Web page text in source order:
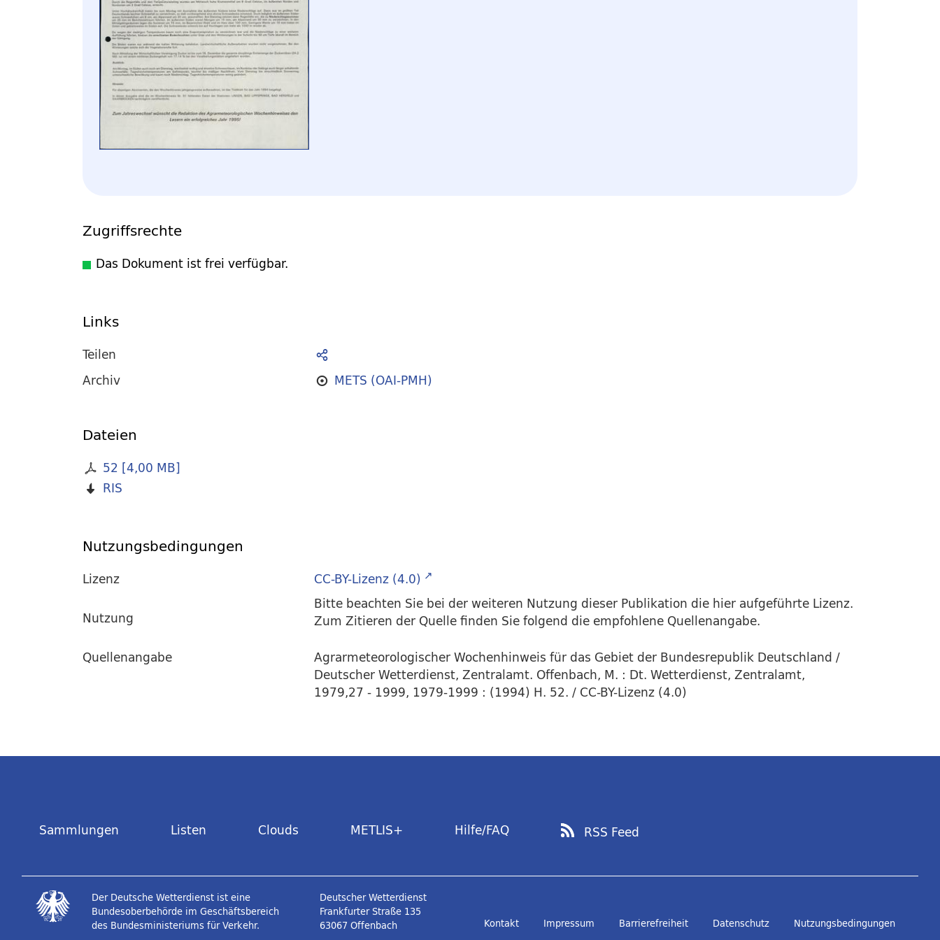
Zugriffsrechte
Das Dokument ist frei verfügbar.
Links
Teilen
Archiv
METS (OAI-PMH)
Dateien
52 [4,00 MB]
RIS
Nutzungsbedingungen
Lizenz
CC-BY-Lizenz (4.0)
Nutzung
Bitte beachten Sie bei der weiteren Nutzung dieser Publikation die hier aufgeführte Lizenz.
Zum Zitieren der Quelle finden Sie folgend die empfohlene Quellenangabe.
Quellenangabe
Agrarmeteorologischer Wochenhinweis für das Gebiet der Bundesrepublik Deutschland /
Deutscher Wetterdienst, Zentralamt. Offenbach, M. : Dt. Wetterdienst, Zentralamt,
1979,27 - 1999, 1979-1999 : (1994) H. 52. / CC-BY-Lizenz (4.0)
Sammlungen Listen Clouds METLIS+ Hilfe/FAQ RSS Feed
Der Deutsche Wetterdienst ist eine
Bundesoberbehörde im Geschäftsbereich
des Bundesministeriums für Verkehr.
Deutscher Wetterdienst
Frankfurter Straße 135
63067 Offenbach
Kontakt Impressum Barrierefreiheit Datenschutz Nutzungsbedingungen